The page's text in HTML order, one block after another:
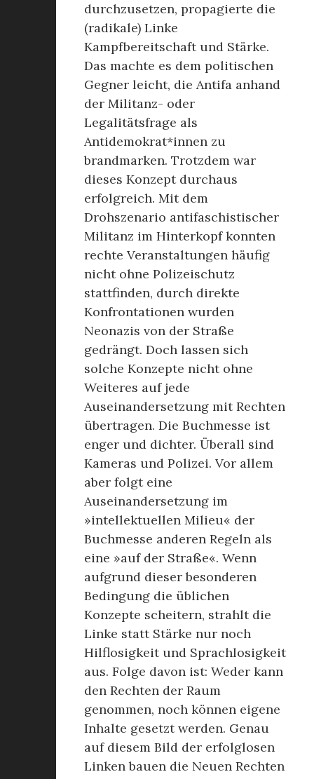
durchzusetzen, propagierte die
(radikale) Linke
Kampfbereitschaft und Stärke.
Das machte es dem politischen
Gegner leicht, die Antifa anhand
der Militanz- oder
Legalitätsfrage als
Antidemokrat*innen zu
brandmarken. Trotzdem war
dieses Konzept durchaus
erfolgreich. Mit dem
Drohszenario antifaschistischer
Militanz im Hinterkopf konnten
rechte Veranstaltungen häufig
nicht ohne Polizeischutz
stattfinden, durch direkte
Konfrontationen wurden
Neonazis von der Straße
gedrängt. Doch lassen sich
solche Konzepte nicht ohne
Weiteres auf jede
Auseinandersetzung mit Rechten
übertragen. Die Buchmesse ist
enger und dichter. Überall sind
Kameras und Polizei. Vor allem
aber folgt eine
Auseinandersetzung im
»intellektuellen Milieu« der
Buchmesse anderen Regeln als
eine »auf der Straße«. Wenn
aufgrund dieser besonderen
Bedingung die üblichen
Konzepte scheitern, strahlt die
Linke statt Stärke nur noch
Hilflosigkeit und Sprachlosigkeit
aus. Folge davon ist: Weder kann
den Rechten der Raum
genommen, noch können eigene
Inhalte gesetzt werden. Genau
auf diesem Bild der erfolglosen
Linken bauen die Neuen Rechten